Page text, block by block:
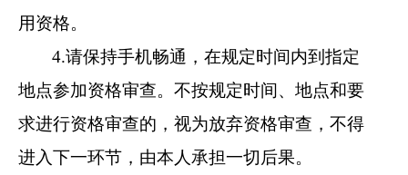
用资格。
4.请保持手机畅通，在规定时间内到指定
地点参加资格审查。不按规定时间、地点和要
求进行资格审查的，视为放弃资格审查，不得
进入下一环节，由本人承担一切后果。